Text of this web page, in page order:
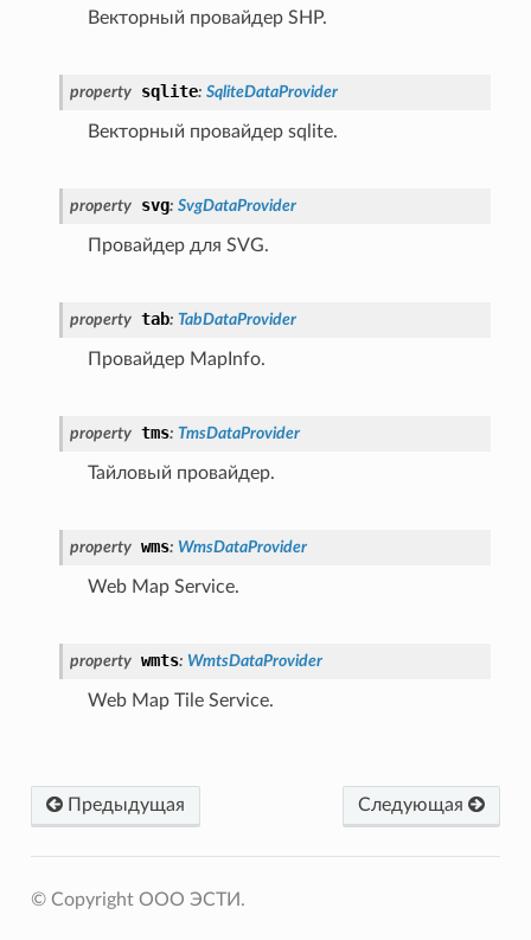
Векторный провайдер SHP.
property sqlite: SqliteDataProvider
Векторный провайдер sqlite.
property svg: SvgDataProvider
Провайдер для SVG.
property tab: TabDataProvider
Провайдер MapInfo.
property tms: TmsDataProvider
Тайловый провайдер.
property wms: WmsDataProvider
Web Map Service.
property wmts: WmtsDataProvider
Web Map Tile Service.
Предыдущая Следующая
© Copyright OOO ЭСТИ.